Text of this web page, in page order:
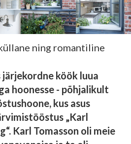
KONTAKT
MEIST
BLOGI/UUDISED
ning romantiline
köök luua
hoonesse - põhjalikult
kus asus
„Karl
“. Karl Tomasson oli meie